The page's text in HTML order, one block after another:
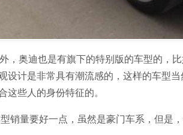
，奥迪也是有旗下的特别版的车型的，
设计是非常具有潮流感的，这样的车型
些人的身份特征的。
销量要好一点，虽然是豪门车系，但是